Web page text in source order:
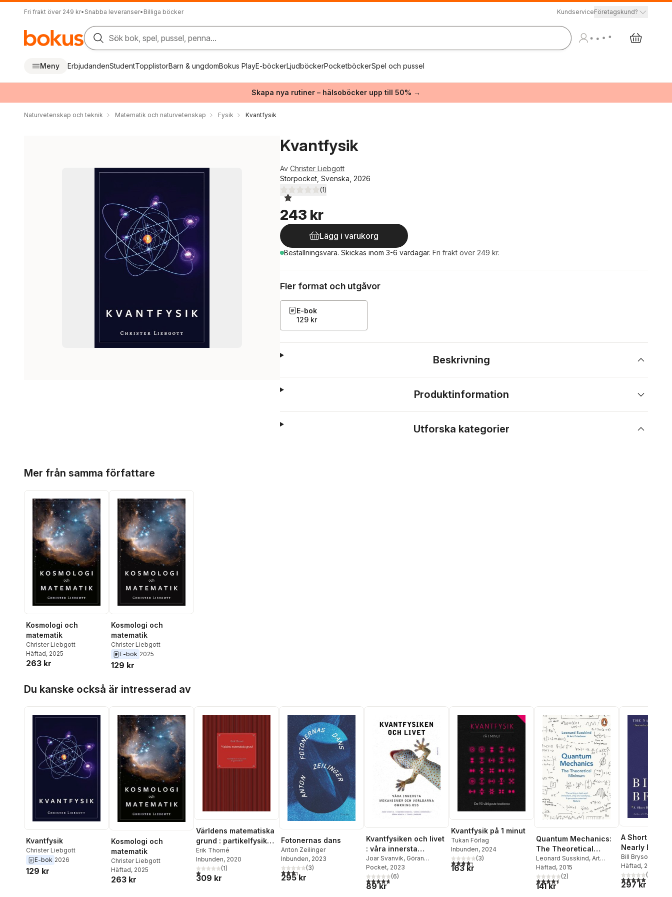
Fri frakt över 249 kr• Snabba leveranser• Billiga böcker KundserviceFöretagskund?
Sök bok, spel, pussel, penna...
Meny ErbjudandenStudentTopplistorBarn & ungdomBokus PlayE-böckerLjudböckerPocketböckerSpel och pussel
Skapa nya rutiner – hälsoböcker upp till 50% →
Naturvetenskap och teknik Matematik och naturvetenskap Fysik Kvantfysik
Kvantfysik
Av Christer Liebgott
Storpocket, Svenska, 2026
1,0utav 5 stjärnor. Totalt antal röster:
(1)
243 kr
Lägg i varukorg
Beställningsvara. Skickas inom 3-6 vardagar. Fri frakt över 249 kr.
Fler format och utgåvor
E-bok
129 kr
Beskrivning
Produktinformation
Utforska kategorier
Mer från samma författare
Kosmologi och
matematik
Christer Liebgott
Häftad, 2025
263 kr
Kosmologi och
matematik
Christer Liebgott
E-bok 2025
129 kr
Du kanske också är intresserad av
Kvantfysik
Christer Liebgott
E-bok 2026
129 kr
Kosmologi och
matematik
Christer Liebgott
Häftad, 2025
263 kr
Världens matematiska
grund : partikelfysik
och kvantmekanik för
gymnasieskolan
Erik Thomé
Inbunden, 2020
1,0utav 5 stjärnor. Totalt antal röster:
(1)
309 kr
Fotonernas dans
Anton Zeilinger
Inbunden, 2023
3,3utav 5 stjärnor. Totalt antal röster:
(3)
295 kr
Kvantfysiken och livet
: våra innersta
mekanismer och
världarna omkring oss
Joar Svanvik, Göran
Johnsson,Ingemar
Ernberg,Göran Wendin
Tomas Lindblad
Pocket, 2023
4,7utav 5 stjärnor. Totalt antal röster:
(6)
89 kr
Kvantfysik på 1 minut
Tukan Förlag
Inbunden, 2024
4,3utav 5 stjärnor. Totalt antal röster:
(3)
163 kr
Quantum Mechanics:
The Theoretical
Minimum
Leonard Susskind, Art
Friedman
Häftad, 2015
4,5utav 5 stjärnor. Totalt antal röster:
(2)
141 kr
A Short
Nearly
Bill Bryson
Häftad, 2004
5,0utav 5(
297 kr